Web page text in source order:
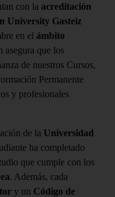
con la acreditación
University Gasteiz
en el ámbito
asegura que los
de nuestros Cursos,
Permanente
y profesionales
de la Universidad
ha completado
que cumple con los
. Además, cada
y un Código de